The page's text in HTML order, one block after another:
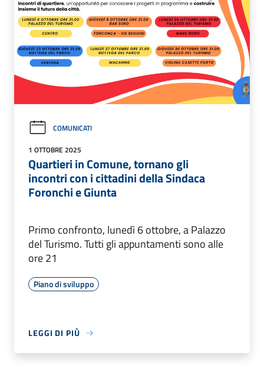
COMUNICATI
1 OTTOBRE 2025
Quartieri in Comune, tornano gli
incontri con i cittadini della Sindaca
Foronchi e Giunta
Primo confronto, lunedì 6 ottobre, a Palazzo
del Turismo. Tutti gli appuntamenti sono alle
ore 21
Piano di sviluppo
LEGGI DI PIÙ